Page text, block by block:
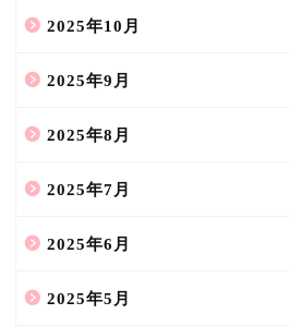
2025年10月
2025年9月
2025年8月
2025年7月
2025年6月
2025年5月